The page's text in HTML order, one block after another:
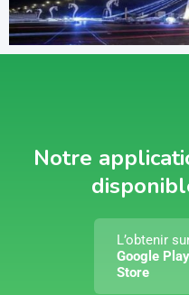
Notre
L’obtenir
Google Play
Store